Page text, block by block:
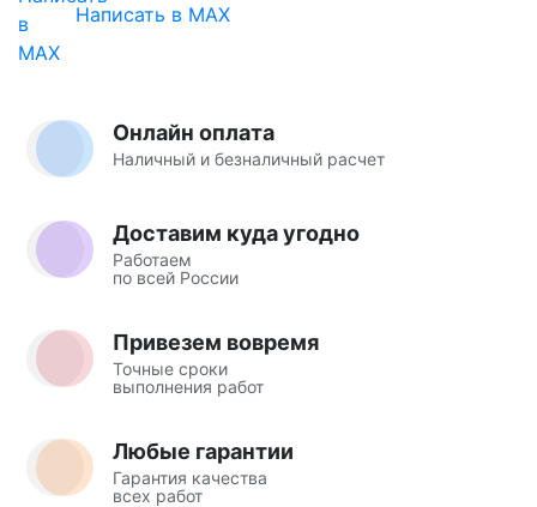
Написать в MAX
Онлайн оплата
Наличный и безналичный расчет
Доставим куда угодно
Работаем
по всей России
Привезем вовремя
Точные сроки
выполнения работ
Любые гарантии
Гарантия качества
всех работ